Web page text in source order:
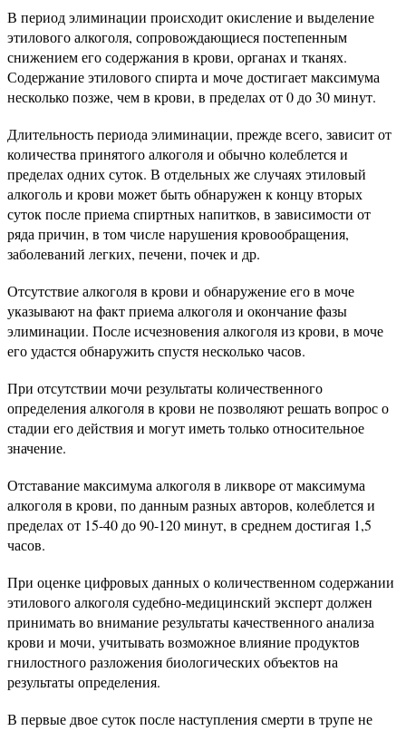
В период элиминации происходит окисление и выделение
этилового алкоголя, сопровождающиеся постепенным
снижением его содержания в крови, органах и тканях.
Содержание этилового спирта и моче достигает максимума
несколько позже, чем в крови, в пределах от 0 до 30 минут.
Длительность периода элиминации, прежде всего, зависит от
количества принятого алкоголя и обычно колеблется и
пределах одних суток. В отдельных же случаях этиловый
алкоголь и крови может быть обнаружен к концу вторых
суток после приема спиртных напитков, в зависимости от
ряда причин, в том числе нарушения кровообращения,
заболеваний легких, печени, почек и др.
Отсутствие алкоголя в крови и обнаружение его в моче
указывают на факт приема алкоголя и окончание фазы
элиминации. После исчезновения алкоголя из крови, в моче
его удастся обнаружить спустя несколько часов.
При отсутствии мочи результаты количественного
определения алкоголя в крови не позволяют решать вопрос о
стадии его действия и могут иметь только относительное
значение.
Отставание максимума алкоголя в ликворе от максимума
алкоголя в крови, по данным разных авторов, колеблется и
пределах от 15-40 до 90-120 минут, в среднем достигая 1,5
часов.
При оценке цифровых данных о количественном содержании
этилового алкоголя судебно-медицинский эксперт должен
принимать во внимание результаты качественного анализа
крови и мочи, учитывать возможное влияние продуктов
гнилостного разложения биологических объектов на
результаты определения.
В первые двое суток после наступления смерти в трупе не